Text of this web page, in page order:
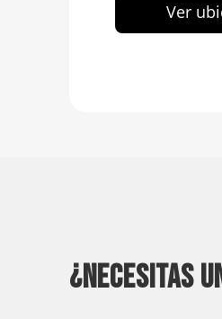
Ver
¿NECESITAS